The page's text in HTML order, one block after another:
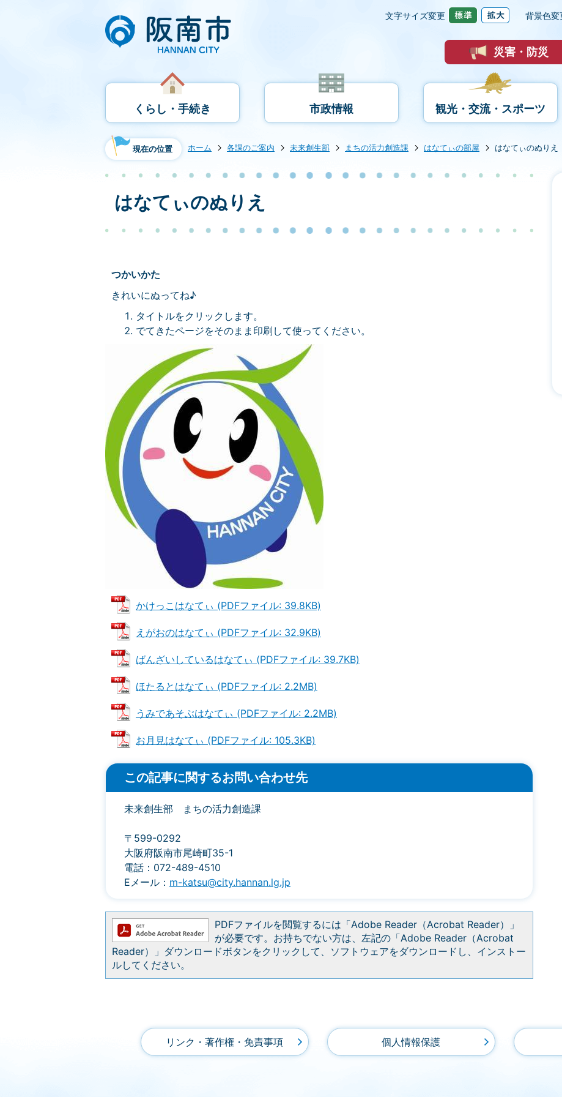
文字サイズ変更 背景色変
災害・防災
くらし・手続き 市政情報 観光・交流・スポーツ
現在の位置 ホーム 各課のご案内 未来創生部 まちの活力創造課 はなてぃの部屋 はなてぃのぬりえ
はなてぃのぬりえ
つかいかた
きれいにぬってね♪
タイトルをクリックします。
でてきたページをそのまま印刷して使ってください。
かけっこはなてぃ (PDFファイル: 39.8KB)
えがおのはなてぃ (PDFファイル: 32.9KB)
ばんざいしているはなてぃ (PDFファイル: 39.7KB)
ほたるとはなてぃ (PDFファイル: 2.2MB)
うみであそぶはなてぃ (PDFファイル: 2.2MB)
お月見はなてぃ (PDFファイル: 105.3KB)
この記事に関するお問い合わせ先
未来創生部 まちの活力創造課
〒599-0292
大阪府阪南市尾崎町35-1
電話：072-489-4510
Eメール： m-katsu@city.hannan.lg.jp
PDFファイルを閲覧するには「Adobe Reader（Acrobat Reader）」
が必要です。お持ちでない方は、左記の「Adobe Reader（Acrobat
Reader）」ダウンロードボタンをクリックして、ソフトウェアをダウンロードし、インストー
ルしてください。
リンク・著作権・免責事項 個人情報保護